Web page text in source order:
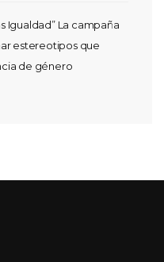
Igualdad” La campaña
estereotipos que
de género